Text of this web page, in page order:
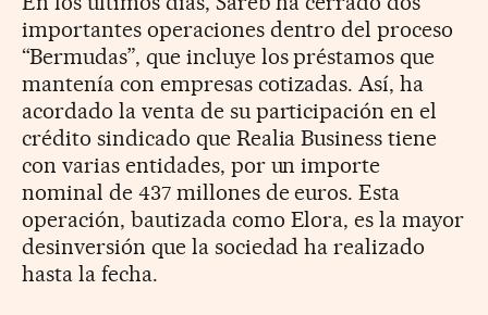
importantes operaciones dentro del proceso
“Bermudas”, que incluye los préstamos que
mantenía con empresas cotizadas. Así, ha
acordado la venta de su participación en el
crédito sindicado que Realia Business tiene
con varias entidades, por un importe
nominal de 437 millones de euros. Esta
operación, bautizada como Elora, es la mayor
desinversión que la sociedad ha realizado
hasta la fecha.